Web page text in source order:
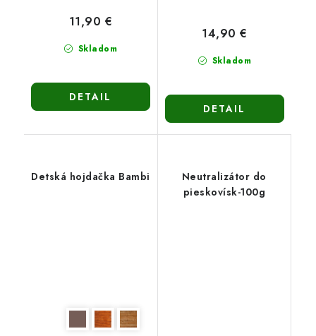
Skladom
11,90 €
DETAIL
Skladom
14,90 €
DETAIL
Detská hojdačka Bambi
Neutralizátor do
pieskovísk-100g